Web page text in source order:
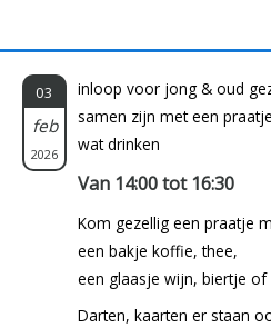
03
feb
2026
inloop voor jong & oud
samen zijn met een
wat drinken
Van 14:00 tot 16:30
Kom gezellig een praatje
een bakje koffie, thee,
een glaasje wijn, biertje of
Darten, kaarten er staan